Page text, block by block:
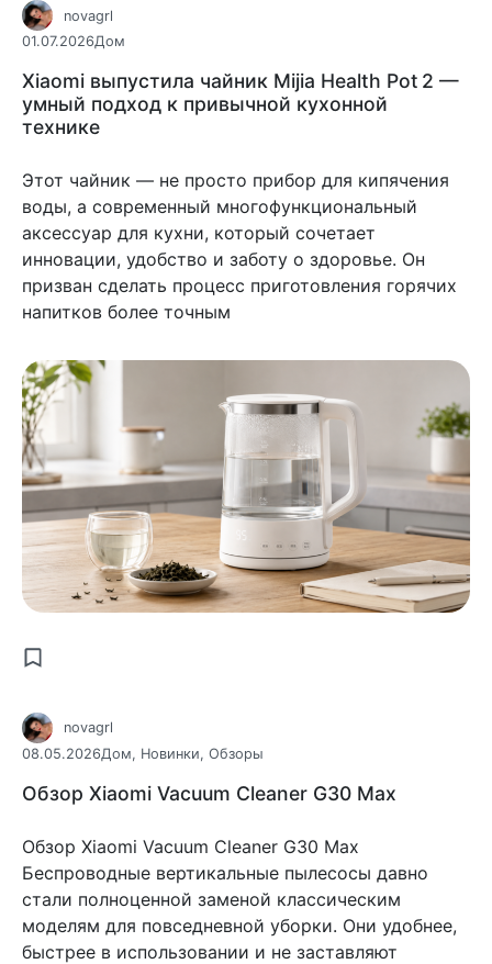
novagrl
01.07.2026Дом
Xiaomi выпустила чайник Mijia Health Pot 2 —
умный подход к привычной кухонной
технике
Этот чайник — не просто прибор для кипячения
воды, а современный многофункциональный
аксессуар для кухни, который сочетает
инновации, удобство и заботу о здоровье. Он
призван сделать процесс приготовления горячих
напитков более точным
novagrl
08.05.2026Дом, Новинки, Обзоры
Обзор Xiaomi Vacuum Cleaner G30 Max
Обзор Xiaomi Vacuum Cleaner G30 Max
Беспроводные вертикальные пылесосы давно
стали полноценной заменой классическим
моделям для повседневной уборки. Они удобнее,
быстрее в использовании и не заставляют